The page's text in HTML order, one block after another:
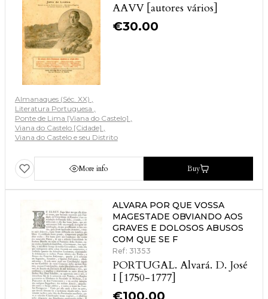
AAVV [autores vários]
€30.00
Almanaques (Séc. XX)
Literatura Portuguesa
Ponte de Lima [Viana do Castelo]
Viana do Castelo [Cidade]
Viana do Castelo e seu Distrito
More info Buy
ALVARA POR QUE VOSSA
MAGESTADE OBVIANDO AOS
GRAVES E DOLOSOS ABUSOS
COM QUE SE F
Ref: 31353
PORTUGAL. Alvará. D. José
I [1750-1777]
€100.00